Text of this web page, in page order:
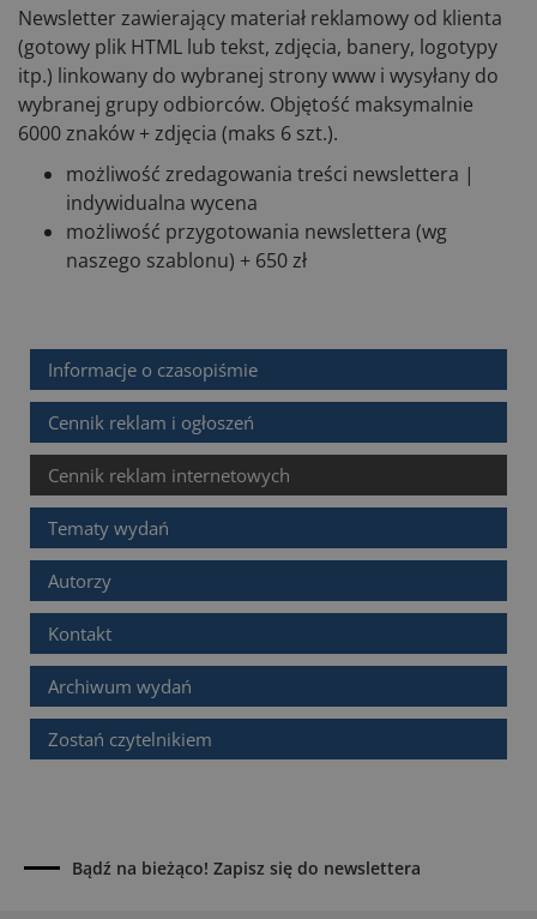
Newsletter zawierający materiał reklamowy od klienta
(gotowy plik HTML lub tekst, zdjęcia, banery, logotypy
itp.) linkowany do wybranej strony www i wysyłany do
wybranej grupy odbiorców. Objętość maksymalnie
6000 znaków + zdjęcia (maks 6 szt.).
możliwość zredagowania treści newslettera |
indywidualna wycena
możliwość przygotowania newslettera (wg
naszego szablonu) + 650 zł
Informacje o czasopiśmie
Cennik reklam i ogłoszeń
Cennik reklam internetowych
Tematy wydań
Autorzy
Kontakt
Archiwum wydań
Zostań czytelnikiem
Bądź na bieżąco! Zapisz się do newslettera